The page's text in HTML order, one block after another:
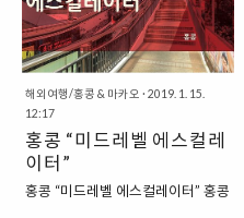
의 모습을 동시에 그려내고 있지
요...
수 있듯이 프랑스에서 온 표현입니
다. 프랑스어로는 "Cliché"라고 쓴
답니다. "인쇄 연판을 의미하는 클
리셰" 원래의 클리셰라는 단어는
"인쇄 연판"을 의미하는 프랑스어입
니다. 많이 쓰이는 단어를 위해서 그
때그때 조판하는 수고를 덜기 위해
서 조판 양식을 미리 지정해놓은 것
을 가리키지요. 원래는 이렇게 "미
해외여행/홍콩 & 마카오 · 2019. 1. 15.
12:17
홍콩 “미드레벨 에스컬레
이터”
홍콩 “미드레벨 에스컬레이터” 홍콩